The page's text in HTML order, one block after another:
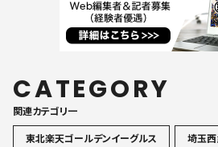
CATEGORY
関連カテゴリ一
東北楽天ゴールデンイーグルス
埼玉西